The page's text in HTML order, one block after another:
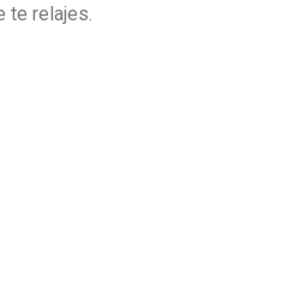
te relajes.